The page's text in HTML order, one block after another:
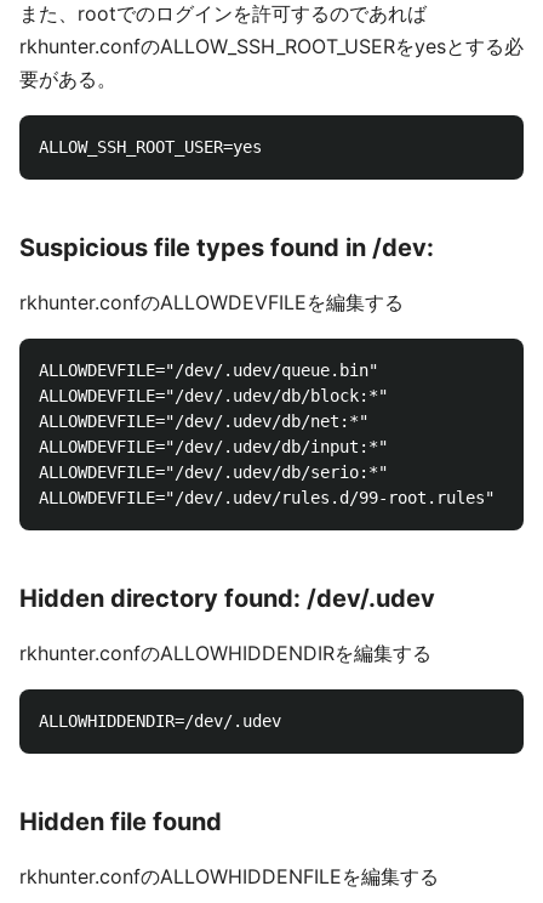
また、rootでのログインを許可するのであれば
rkhunter.confのALLOW_SSH_ROOT_USERをyesとする必
要がある。
Suspicious file types found in /dev:
rkhunter.confのALLOWDEVFILEを編集する
ALLOWDEVFILE="/dev/.udev/queue.bin"
ALLOWDEVFILE="/dev/.udev/db/block:*"
ALLOWDEVFILE="/dev/.udev/db/net:*"
ALLOWDEVFILE="/dev/.udev/db/input:*"
ALLOWDEVFILE="/dev/.udev/db/serio:*"
Hidden directory found: /dev/.udev
rkhunter.confのALLOWHIDDENDIRを編集する
Hidden file found
rkhunter.confのALLOWHIDDENFILEを編集する